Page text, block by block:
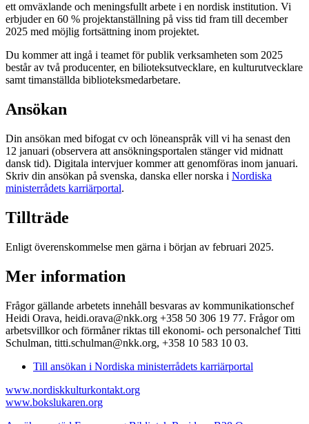
ett omväxlande och meningsfullt arbete i en nordisk institution. Vi
erbjuder en 60 % projektanställning på viss tid fram till december
2025 med möjlig fortsättning inom projektet.
Du kommer att ingå i teamet för publik verksamheten som 2025
består av två producenter, en bilioteksutvecklare, en kulturutvecklare
samt timanställda biblioteksmedarbetare.
Ansökan
Din ansökan med bifogat cv och löneanspråk vill vi ha senast den
12 januari (observera att ansökningsportalen stänger vid midnatt
dansk tid). Digitala intervjuer kommer att genomföras inom januari.
Skriv din ansökan på svenska, danska eller norska i Nordiska
ministerrådets karriärportal.
Tillträde
Enligt överenskommelse men gärna i början av februari 2025.
Mer information
Frågor gällande arbetets innehåll besvaras av kommunikationschef
Heidi Orava, heidi.orava@nkk.org +358 50 306 19 77. Frågor om
arbetsvillkor och förmåner riktas till ekonomi- och personalchef Titti
Schulman, titti.schulman@nkk.org, +358 10 583 10 03.
Till ansökan i Nordiska ministerrådets karriärportal
www.nordiskkulturkontakt.org
www.bokslukaren.org